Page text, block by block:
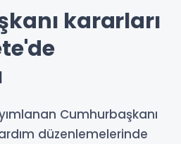
kararları
Cumhurbaşkanı
düzenlemelerinde